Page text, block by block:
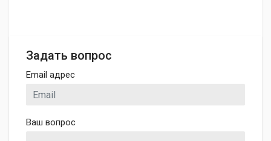
Задать вопрос
Email адрес
Ваш вопрос